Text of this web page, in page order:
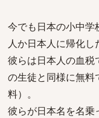
今でも日本の小中学
人か日本人に帰化し
彼らは日本人の血税
の生徒と同様に無料
料）。
彼らが日本名を名乗